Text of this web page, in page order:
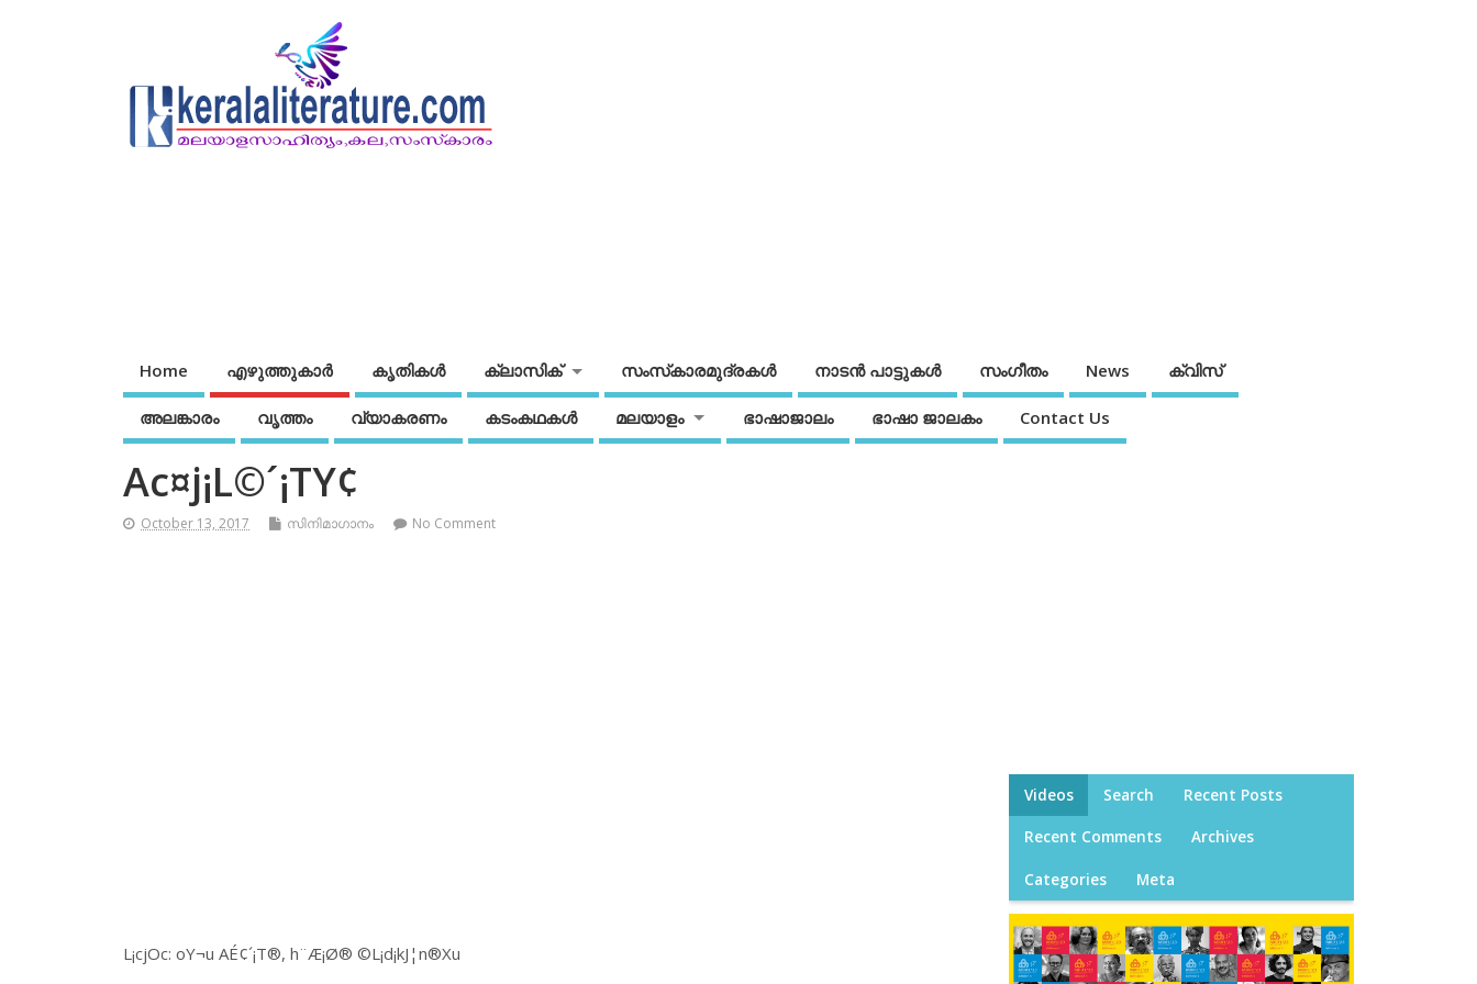
Home എഴുത്തുകാര്‍ കൃതികൾ ക്ലാസിക് സംസ്‌കാരമുദ്രകള്‍ നാടന്‍ പാട്ടുകള്‍ സംഗീതം News ക്വിസ്
അലങ്കാരം വൃത്തം വ്യാകരണം കടംകഥകള്‍ മലയാളം ഭാഷാജാലം ഭാഷാ ജാലകം Contact Us
Ac¤j¡L©´¡TY¢
October 13, 2017 സിനിമാഗാനം No Comment
L¡cjOc: oY¬u AÉ¢´¡T®, h¨Æ¡Ø® ©L¡d¡kJ¦n®Xu
Videos Search Recent Posts
Recent Comments Archives
Categories Meta